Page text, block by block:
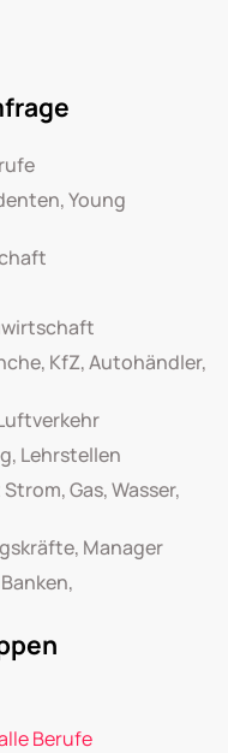
Young
KfZ, Autohändler,
Lehrstellen
Gas, Wasser,
Manager
Berufe